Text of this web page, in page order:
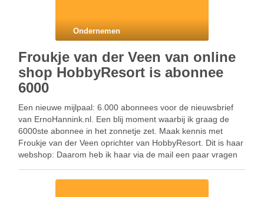
Ondernemen
Froukje van der Veen van online
shop HobbyResort is abonnee
6000
Een nieuwe mijlpaal: 6.000 abonnees voor de nieuwsbrief
van ErnoHannink.nl. Een blij moment waarbij ik graag de
6000ste abonnee in het zonnetje zet. Maak kennis met
Froukje van der Veen oprichter van HobbyResort. Dit is haar
webshop: Daarom heb ik haar via de mail een paar vragen